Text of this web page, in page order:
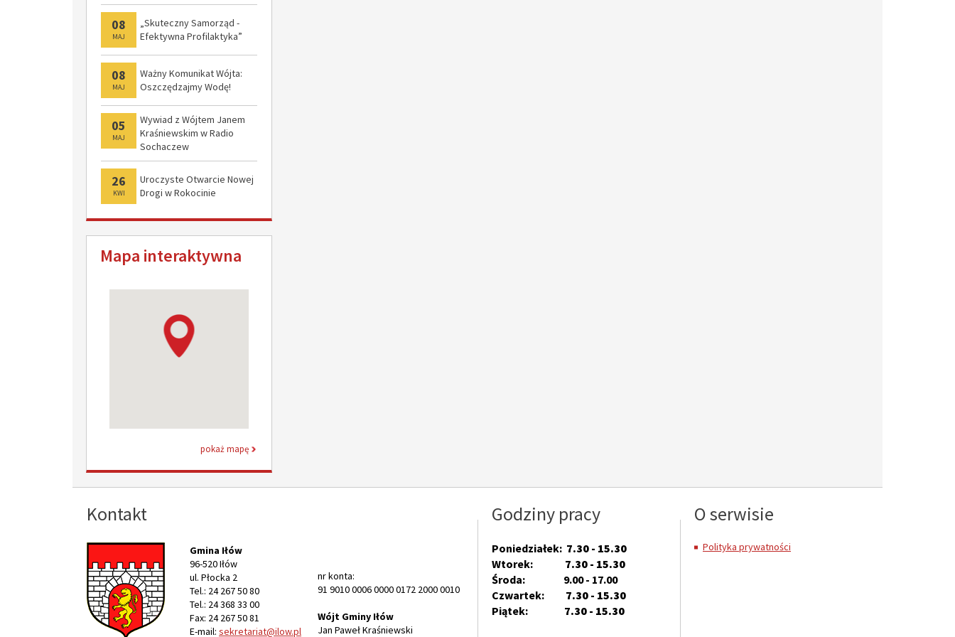
08
MAJ
„Skuteczny Samorząd -
Efektywna Profilaktyka”
08
MAJ
Ważny Komunikat Wójta:
Oszczędzajmy Wodę!
05
MAJ
Wywiad z Wójtem Janem
Kraśniewskim w Radio
Sochaczew
26
KWI
Uroczyste Otwarcie Nowej
Drogi w Rokocinie
Mapa interaktywna
pokaż mapę
Kontakt
Gmina Iłów
96-520 Iłów
ul. Płocka 2
Tel.: 24 267 50 80
Tel.: 24 368 33 00
Fax: 24 267 50 81
E-mail: sekretariat@ilow.pl
nr konta:
91 9010 0006 0000 0172 2000 0010
Wójt Gminy Iłów
Jan Paweł Kraśniewski
Godziny pracy
Poniedziałek: 7.30 - 15.30
Wtorek: 7.30 - 15.30
Środa: 9.00 - 17.00
Czwartek: 7.30 - 15.30
Piątek: 7.30 - 15.30
O serwisie
Polityka prywatności